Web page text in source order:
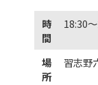
時
間
18:30
場
所
習志野